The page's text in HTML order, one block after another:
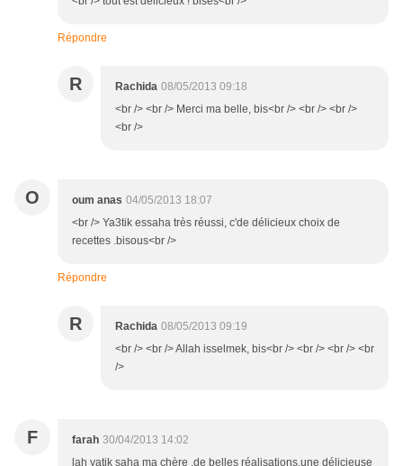
Répondre
R Rachida 08/05/2013 09:18
<br /> <br /> Merci ma belle, bis<br /> <br /> <br />
<br />
O oum anas 04/05/2013 18:07
<br /> Ya3tik essaha très réussi, c'de délicieux choix de
recettes .bisous<br />
Répondre
R Rachida 08/05/2013 09:19
<br /> <br /> Allah isselmek, bis<br /> <br /> <br /> <br
/>
F farah 30/04/2013 14:02
lah yatik saha ma chère ,de belles réalisations,une délicieuse